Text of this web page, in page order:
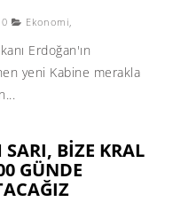
0 Ekonomi,
Erdoğan'ın
yeni Kabine merakla
BIZE KRAL
GÜNDE